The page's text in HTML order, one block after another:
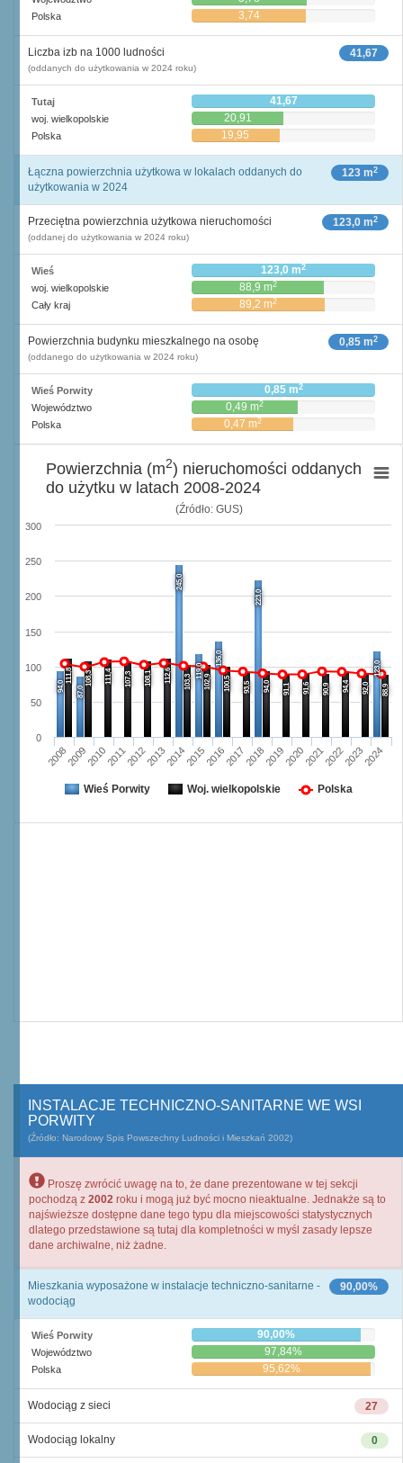
Polska 3,74
41,67
Liczba izb na 1000 ludności
(oddanych do użytkowania w 2024 roku)
Tutaj 41,67
woj. wielkopolskie 20,91
Polska 19,95
123 m2
Łączna powierzchnia użytkowa w lokalach oddanych do
użytkowania w 2024
123,0 m2
Przeciętna powierzchnia użytkowa nieruchomości
(oddanej do użytkowania w 2024 roku)
Wieś 123,0 m2
woj. wielkopolskie 88,9 m2
Cały kraj 89,2 m2
0,85 m2
Powierzchnia budynku mieszkalnego na osobę
(oddanego do użytkowania w 2024 roku)
Wieś Porwity 0,85 m2
Województwo 0,49 m2
Polska 0,47 m2
(Źródło: GUS)
94,0 87,0
245,0
119,0
136,0
223,0
123,0
111,8 108,3 111,4 107,3 108,1 112,6 103,3 102,9 100,5 93,5 94,0 91,1 91,6 90,9 94,4 92,0 88,9
20082009201020112012201320142015201620172018201920202021202220232024
0
50
100
150
200
250
300
Powierzchnia (m2) nieruchomości oddanych
do użytku w latach 2008-2024
Wieś Porwity Woj. wielkopolskie Polska
INSTALACJE TECHNICZNO-SANITARNE WE WSI
PORWITY
(Źródło: Narodowy Spis Powszechny Ludności i Mieszkań 2002)
Proszę zwrócić uwagę na to, że dane prezentowane w tej sekcji
pochodzą z 2002 roku i mogą już być mocno nieaktualne. Jednakże są to
najświeższe dostępne dane tego typu dla miejscowości statystycznych
dlatego przedstawione są tutaj dla kompletności w myśl zasady lepsze
dane archiwalne, niż żadne.
90,00%
Mieszkania wyposażone w instalacje techniczno-sanitarne -
wodociąg
Wieś Porwity 90,00%
Województwo 97,84%
Polska 95,62%
27
Wodociąg z sieci
0
Wodociąg lokalny